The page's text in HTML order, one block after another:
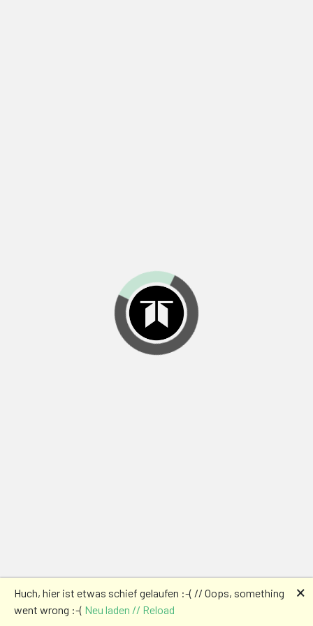
Huch, hier ist etwas schief gelaufen :-( // Oops, something
went wrong :-( Neu laden // Reload
🗙